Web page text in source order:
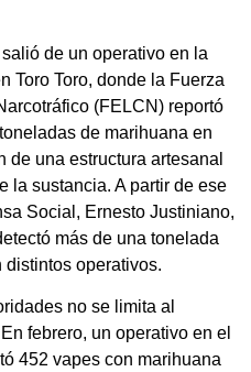
de un operativo en la
Toro Toro, donde la Fuerza
(FELCN) reportó
de marihuana en
una estructura artesanal
la sustancia. A partir de ese
Social, Ernesto Justiniano,
más de una tonelada
operativos.
no se limita al
febrero, un operativo en el
452 vapes con marihuana